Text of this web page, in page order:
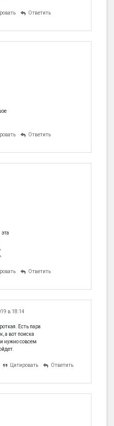
Ответить
Ответить
Ответить
в 18:14
Есть пара
а вот поиска
нужно совсем
Цитировать Ответить